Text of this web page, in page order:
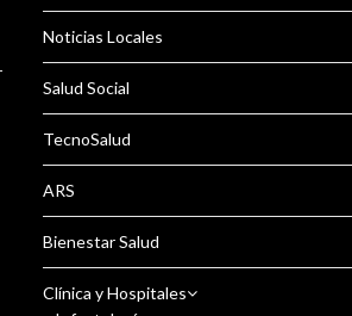
Noticias Locales
Salud Social
TecnoSalud
ARS
Bienestar Salud
Clínica y Hospitales